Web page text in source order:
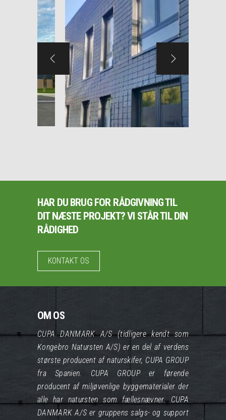
HAR DU BRUG FOR RÅDGIVNING TIL
DIT NÆSTE PROJEKT? VI STÅR TIL DIN
RÅDIGHED
KONTAKT OS
OM OS
CUPA DANMARK A/S (tidligere kendt som
Kongebro Natursten A/S) er en del af verdens
største producent af naturskifer, CUPA GROUP
fra Spanien. CUPA GROUP er førende
producent af miljøvenlige byggematerialer der
alle har natursten som fællesnævner. CUPA
DANMARK A/S er gruppens salgs- og support